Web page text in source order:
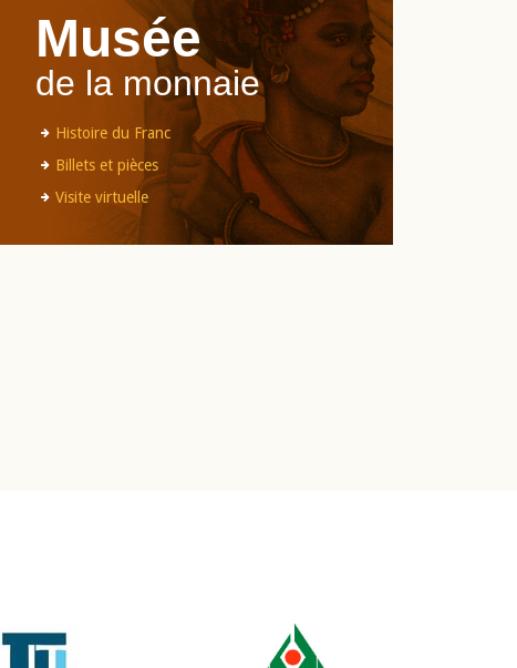
Musée
de la monnaie
Histoire du Franc
Billets et pièces
Visite virtuelle